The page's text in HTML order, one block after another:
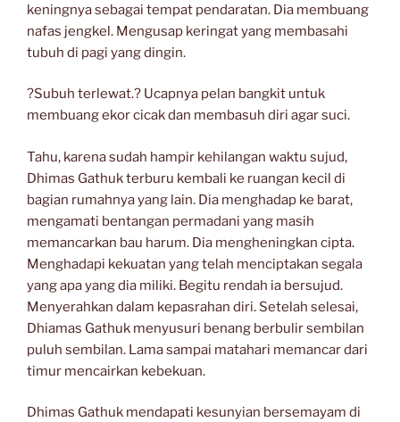
keningnya sebagai tempat pendaratan. Dia membuang
nafas jengkel. Mengusap keringat yang membasahi
tubuh di pagi yang dingin.
?Subuh terlewat.? Ucapnya pelan bangkit untuk
membuang ekor cicak dan membasuh diri agar suci.
Tahu, karena sudah hampir kehilangan waktu sujud,
Dhimas Gathuk terburu kembali ke ruangan kecil di
bagian rumahnya yang lain. Dia menghadap ke barat,
mengamati bentangan permadani yang masih
memancarkan bau harum. Dia mengheningkan cipta.
Menghadapi kekuatan yang telah menciptakan segala
yang apa yang dia miliki. Begitu rendah ia bersujud.
Menyerahkan dalam kepasrahan diri. Setelah selesai,
Dhiamas Gathuk menyusuri benang berbulir sembilan
puluh sembilan. Lama sampai matahari memancar dari
timur mencairkan kebekuan.
Dhimas Gathuk mendapati kesunyian bersemayam di